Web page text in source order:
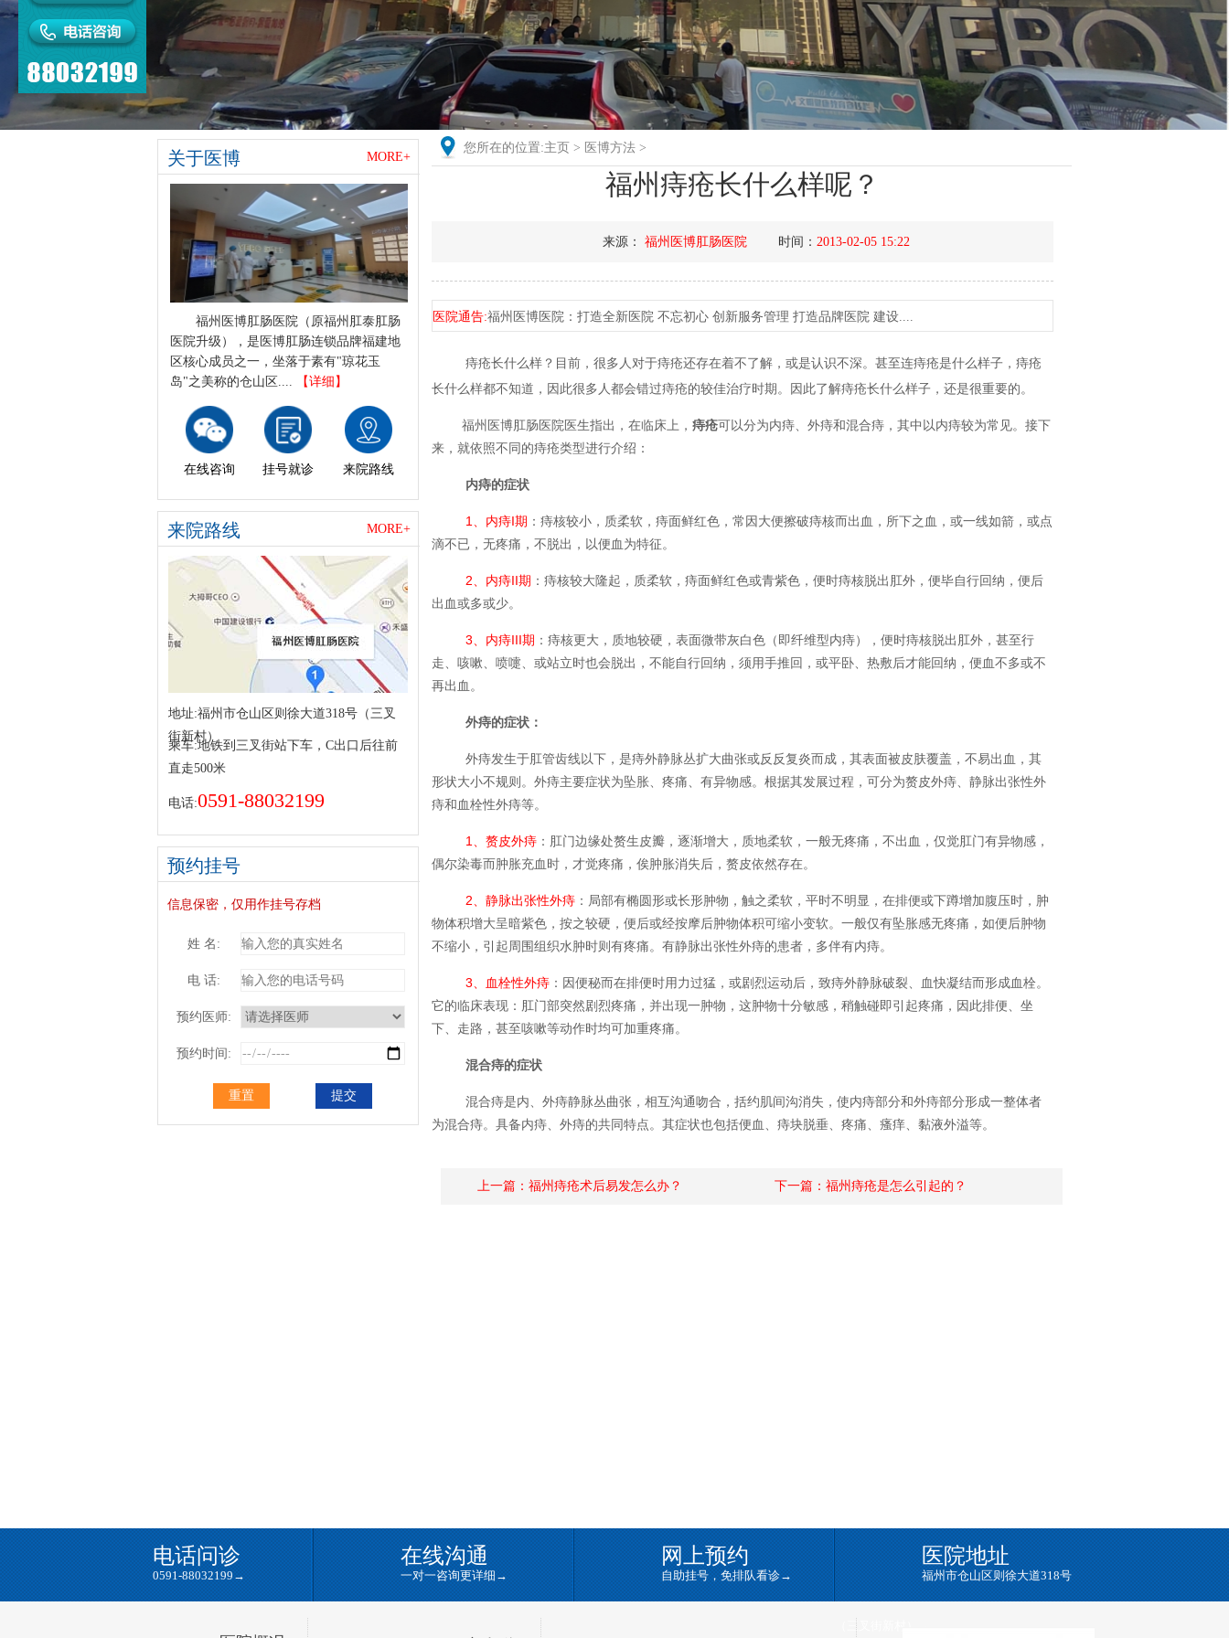
关于医博 MORE+
福州医博肛肠医院（原福州肛泰肛肠
医院升级），是医博肛肠连锁品牌福建地
区核心成员之一，坐落于素有"琼花玉
岛"之美称的仓山区....
【详细】
在线咨询 挂号就诊 来院路线
来院路线 MORE+
地址:福州市仓山区则徐大道318号（三叉
街新村）
乘车:地铁到三叉街站下车，C出口后往前
直走500米
电话:0591-88032199
预约挂号
信息保密，仅用作挂号存档
姓 名:
电 话:
预约医师:
预约时间:
重置 提交
您所在的位置:主页 > 医博方法 >
福州痔疮长什么样呢？
来源： 福州医博肛肠医院 时间： 2013-02-05 15:22
医院通告:福州医博医院：打造全新医院 不忘初心 创新服务管理 打造品牌医院 建设....
痔疮长什么样？目前，很多人对于痔疮还存在着不了解，或是认识不深。甚至连痔疮是什么样子，痔疮
长什么样都不知道，因此很多人都会错过痔疮的较佳治疗时期。因此了解痔疮长什么样子，还是很重要的。
福州医博肛肠医院医生指出，在临床上， 痔疮可以分为内痔、外痔和混合痔，其中以内痔较为常见。接下
来，就依照不同的痔疮类型进行介绍：
内痔的症状
1、内痔I期 ：痔核较小，质柔软，痔面鲜红色，常因大便擦破痔核而出血，所下之血，或一线如箭，或点
滴不已，无疼痛，不脱出，以便血为特征。
2、内痔II期 ：痔核较大隆起，质柔软，痔面鲜红色或青紫色，便时痔核脱出肛外，便毕自行回纳，便后
出血或多或少。
3、内痔III期 ：痔核更大，质地较硬，表面微带灰白色（即纤维型内痔），便时痔核脱出肛外，甚至行
走、咳嗽、喷嚏、或站立时也会脱出，不能自行回纳，须用手推回，或平卧、热敷后才能回纳，便血不多或不
再出血。
外痔的症状：
外痔发生于肛管齿线以下，是痔外静脉丛扩大曲张或反反复炎而成，其表面被皮肤覆盖，不易出血，其
形状大小不规则。外痔主要症状为坠胀、疼痛、有异物感。根据其发展过程，可分为赘皮外痔、静脉出张性外
痔和血栓性外痔等。
1、赘皮外痔 ：肛门边缘处赘生皮瓣，逐渐增大，质地柔软，一般无疼痛，不出血，仅觉肛门有异物感，
偶尔染毒而肿胀充血时，才觉疼痛，俟肿胀消失后，赘皮依然存在。
2、静脉出张性外痔 ：局部有椭圆形或长形肿物，触之柔软，平时不明显，在排便或下蹲增加腹压时，肿
物体积增大呈暗紫色，按之较硬，便后或经按摩后肿物体积可缩小变软。一般仅有坠胀感无疼痛，如便后肿物
不缩小，引起周围组织水肿时则有疼痛。有静脉出张性外痔的患者，多伴有内痔。
3、血栓性外痔 ：因便秘而在排便时用力过猛，或剧烈运动后，致痔外静脉破裂、血快凝结而形成血栓。
它的临床表现：肛门部突然剧烈疼痛，并出现一肿物，这肿物十分敏感，稍触碰即引起疼痛，因此排便、坐
下、走路，甚至咳嗽等动作时均可加重疼痛。
混合痔的症状
混合痔是内、外痔静脉丛曲张，相互沟通吻合，括约肌间沟消失，使内痔部分和外痔部分形成一整体者
为混合痔。具备内痔、外痔的共同特点。其症状也包括便血、痔块脱垂、疼痛、瘙痒、黏液外溢等。
上一篇： 福州痔疮术后易发怎么办？ 下一篇： 福州痔疮是怎么引起的？
电话问诊
0591-88032199 →
在线沟通
一对一咨询更详细 →
网上预约
自助挂号，免排队看诊→
医院地址
福州市仓山区则徐大道318号
（三叉街新村）